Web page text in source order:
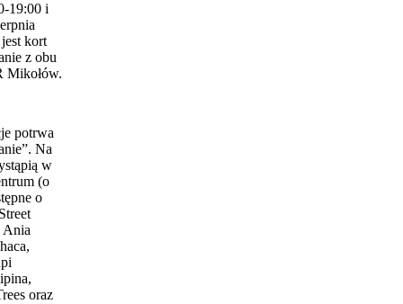
19:00 i
kort
z obu
Mikołów.
potrwa
Na
w
(o
o
Ania
oraz